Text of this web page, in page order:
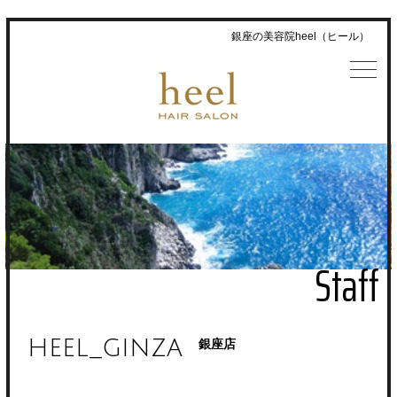
銀座の美容院heel（ヒール）
Staff
heel_ginza 銀座店